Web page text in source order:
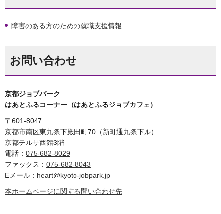
障害のある方のための就職支援情報
お問い合わせ
京都ジョブパーク
はあとふるコーナー（はあとふるジョブカフェ）
〒601-8047
京都市南区東九条下殿田町70（新町通九条下ル）
京都テルサ西館3階
電話： 075-682-8029
ファックス： 075-682-8043
Eメール： heart@kyoto-jobpark.jp
本ホームページに関する問い合わせ先